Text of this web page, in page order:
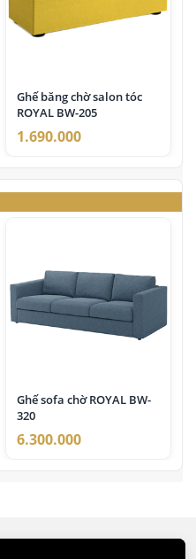
Ghế băng chờ salon tóc
ROYAL BW-205
1.690.000
Ghế sofa chờ ROYAL BW-
320
6.300.000